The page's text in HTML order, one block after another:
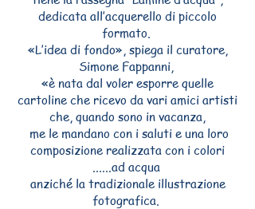
dedicata all’acquerello di piccolo
formato.
«L’idea di fondo», spiega il curatore,
Simone Fappanni,
«è nata dal voler esporre quelle
cartoline che ricevo da vari amici artisti
che, quando sono in vacanza,
me le mandano con i saluti e una loro
composizione realizzata con i colori
......ad acqua
anziché la tradizionale illustrazione
fotografica.